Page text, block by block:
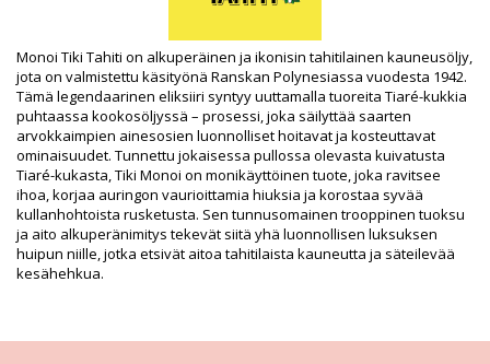
EAN: Koko uniikki (3504750011110)
Toimittajan viite: 1MB1
Paino: 1200g / 2.64lb / 42.33oz
Retusoituja kuvia
Pesu- ja hoito-ohjeet
Hoito-ohjeet: Tiki Monoi Tiki Tiare 1L
Monoi Tiki Tahiti on alkuperäinen ja ikonisin tahitilainen kauneusöljy,
jota on valmistettu käsityönä Ranskan Polynesiassa vuodesta 1942.
Tämä legendaarinen eliksiiri syntyy uuttamalla tuoreita Tiaré-kukkia
puhtaassa kookosöljyssä – prosessi, joka säilyttää saarten
arvokkaimpien ainesosien luonnolliset hoitavat ja kosteuttavat
ominaisuudet. Tunnettu jokaisessa pullossa olevasta kuivatusta
Tiaré-kukasta, Tiki Monoi on monikäyttöinen tuote, joka ravitsee
ihoa, korjaa auringon vaurioittamia hiuksia ja korostaa syvää
kullanhohtoista rusketusta. Sen tunnusomainen trooppinen tuoksu
ja aito alkuperänimitys tekevät siitä yhä luonnollisen luksuksen
huipun niille, jotka etsivät aitoa tahitilaista kauneutta ja säteilevää
kesähehkua.